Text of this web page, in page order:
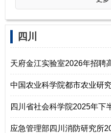
四川
天府金江实验室2026年招聘
四川省社会科学院2025年下
应急管理部四川消防研究所